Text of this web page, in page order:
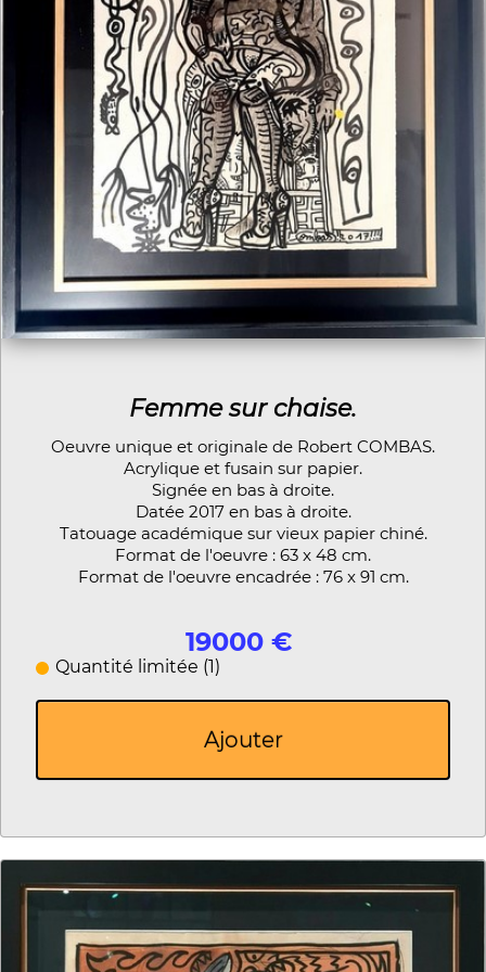
Femme sur chaise.
Oeuvre unique et originale de Robert COMBAS.
Acrylique et fusain sur papier.
Signée en bas à droite.
Datée 2017 en bas à droite.
Tatouage académique sur vieux papier chiné.
Format de l'oeuvre : 63 x 48 cm.
Format de l'oeuvre encadrée : 76 x 91 cm.
19000 €
Quantité limitée (1)
Ajouter